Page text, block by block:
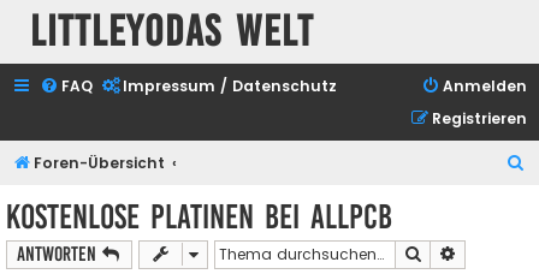
Littleyodas Welt
FAQ Impressum / Datenschutz
Anmelden
Registrieren
Foren-Übersicht
Kostenlose Platinen bei ALLPCB
Antworten Suche